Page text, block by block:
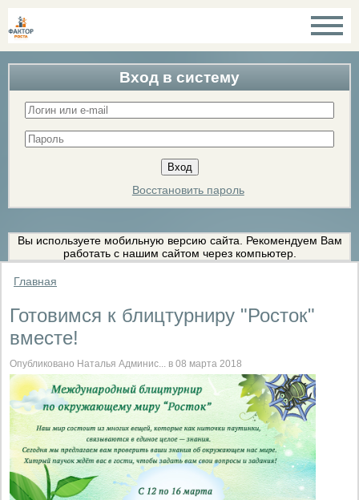
Вход в систему
Восстановить пароль
Вы используете мобильную версию сайта. Рекомендуем Вам
работать с нашим сайтом через компьютер.
Главная
Готовимся к блицтурниру "Росток"
вместе!
Опубликовано Наталья Админис... в 08 марта 2018